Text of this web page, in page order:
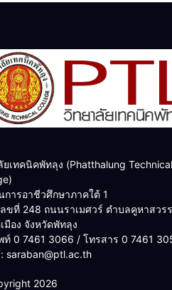
ยเทคนิคพัทลุง (Phatthalung Technical
การอาชีวศึกษาภาคใต้ 1
ลขที่ 248 ถนนราเมศวร์ ตำบลคูหาสวร
มือง จังหวัดพัทลุง
ท์ 0 7461 3066 / โทรสาร 0 7461
: saraban@ptl.ac.th
2026